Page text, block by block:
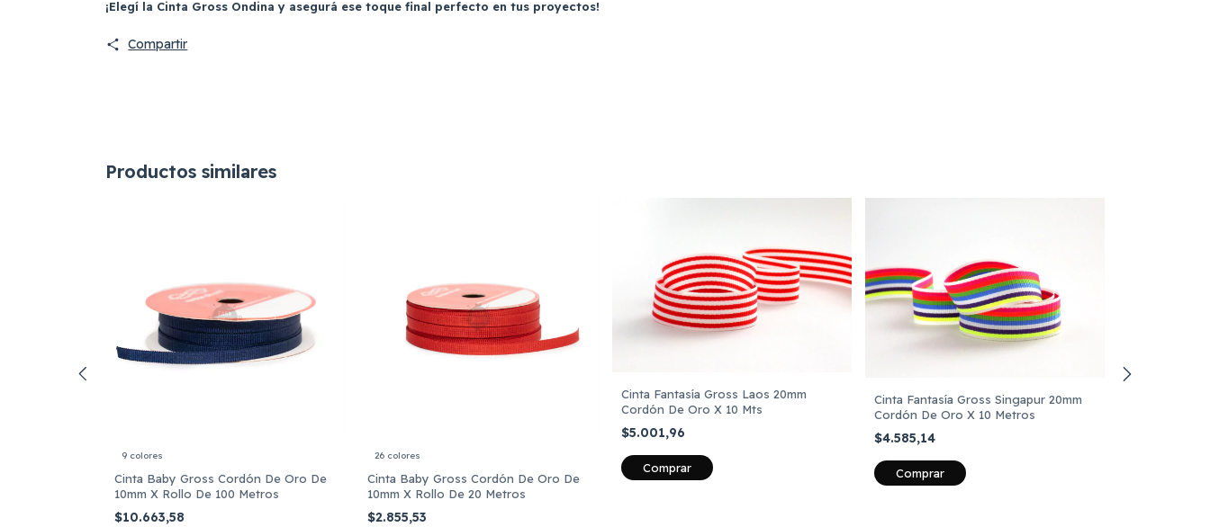
¡Elegí la Cinta Gross Ondina y asegurá ese toque final perfecto en tus proyectos!
Compartir
Productos similares
9 colores
Cinta Baby Gross Cordón De Oro De
10mm X Rollo De 100 Metros
$10.663,58
26 colores
Cinta Baby Gross Cordón De Oro De
10mm X Rollo De 20 Metros
$2.855,53
Cinta Fantasía Gross Laos 20mm
Cordón De Oro X 10 Mts
$5.001,96
Cinta Fantasía Gross Singapur 20mm
Cordón De Oro X 10 Metros
$4.585,14